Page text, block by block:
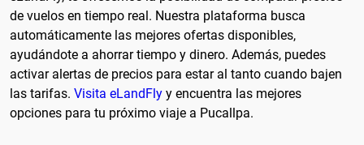
de vuelos en tiempo real. Nuestra plataforma busca
automáticamente las mejores ofertas disponibles,
ayudándote a ahorrar tiempo y dinero. Además, puedes
activar alertas de precios para estar al tanto cuando bajen
las tarifas. Visita eLandFly y encuentra las mejores
opciones para tu próximo viaje a Pucallpa.